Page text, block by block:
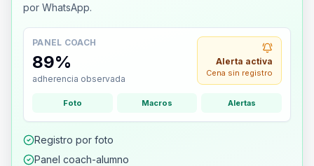
por WhatsApp.
PANEL COACH
89%
adherencia observada
Alerta activa
Cena sin registro
Foto Macros Alertas
Registro por foto
Panel coach-alumno